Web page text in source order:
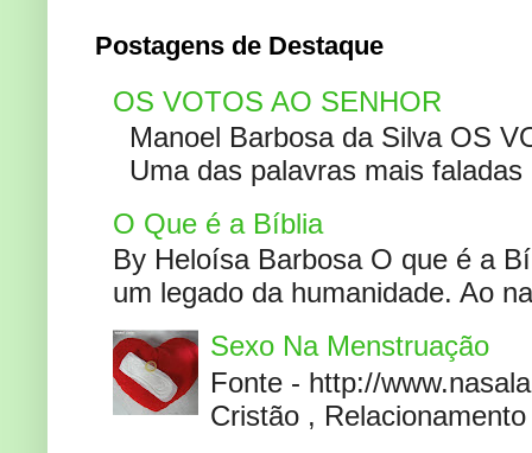
Postagens de Destaque
OS VOTOS AO SENHOR
Manoel Barbosa da Silva OS
Uma das palavras mais
O Que é a Bíblia
By Heloísa Barbosa O que é a
um legado da humanidade. Ao
Sexo Na Menstruação
Fonte - http://
Cristão ,